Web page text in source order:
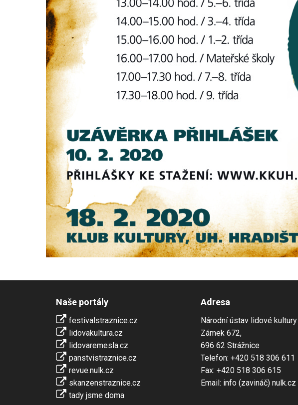
Naše portály
festivalstraznice.cz
lidovakultura.cz
lidovaremesla.cz
panstvistraznice.cz
revue.nulk.cz
skanzenstraznice.cz
tady jsme doma
Adresa
Národní ústav lidové kultury
Zámek 672,
696 62 Strážnice
Telefon: +420 518 306 611
Fax: +420 518 306 615
Email: info (zavináč) nulk.cz